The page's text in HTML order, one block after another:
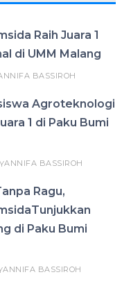
Raih Juara 1
di UMM Malang
BASSIROH
Agroteknologi
1 di Paku Bumi
ANNIFA BASSIROH
Ragu,
di Paku Bumi
ANNIFA BASSIROH